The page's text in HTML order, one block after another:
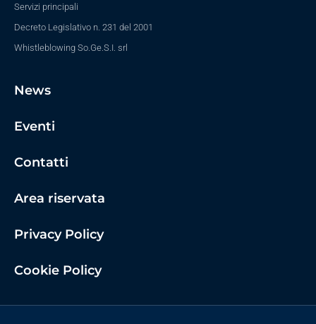
Servizi principali
Decreto Legislativo n. 231 del 2001
Whistleblowing So.Ge.S.I. srl
News
Eventi
Contatti
Area riservata
Privacy Policy
Cookie Policy